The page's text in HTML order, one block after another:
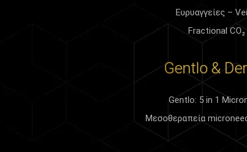
Ευρυαγγείες –
Fractional
Gentlo &
Gentlo: 5 in 1
Μεσοθεραπεία